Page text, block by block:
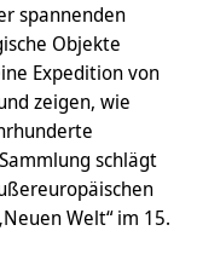
spannenden
Objekte
Expedition von
zeigen, wie
schlägt
Welt“ im 15.